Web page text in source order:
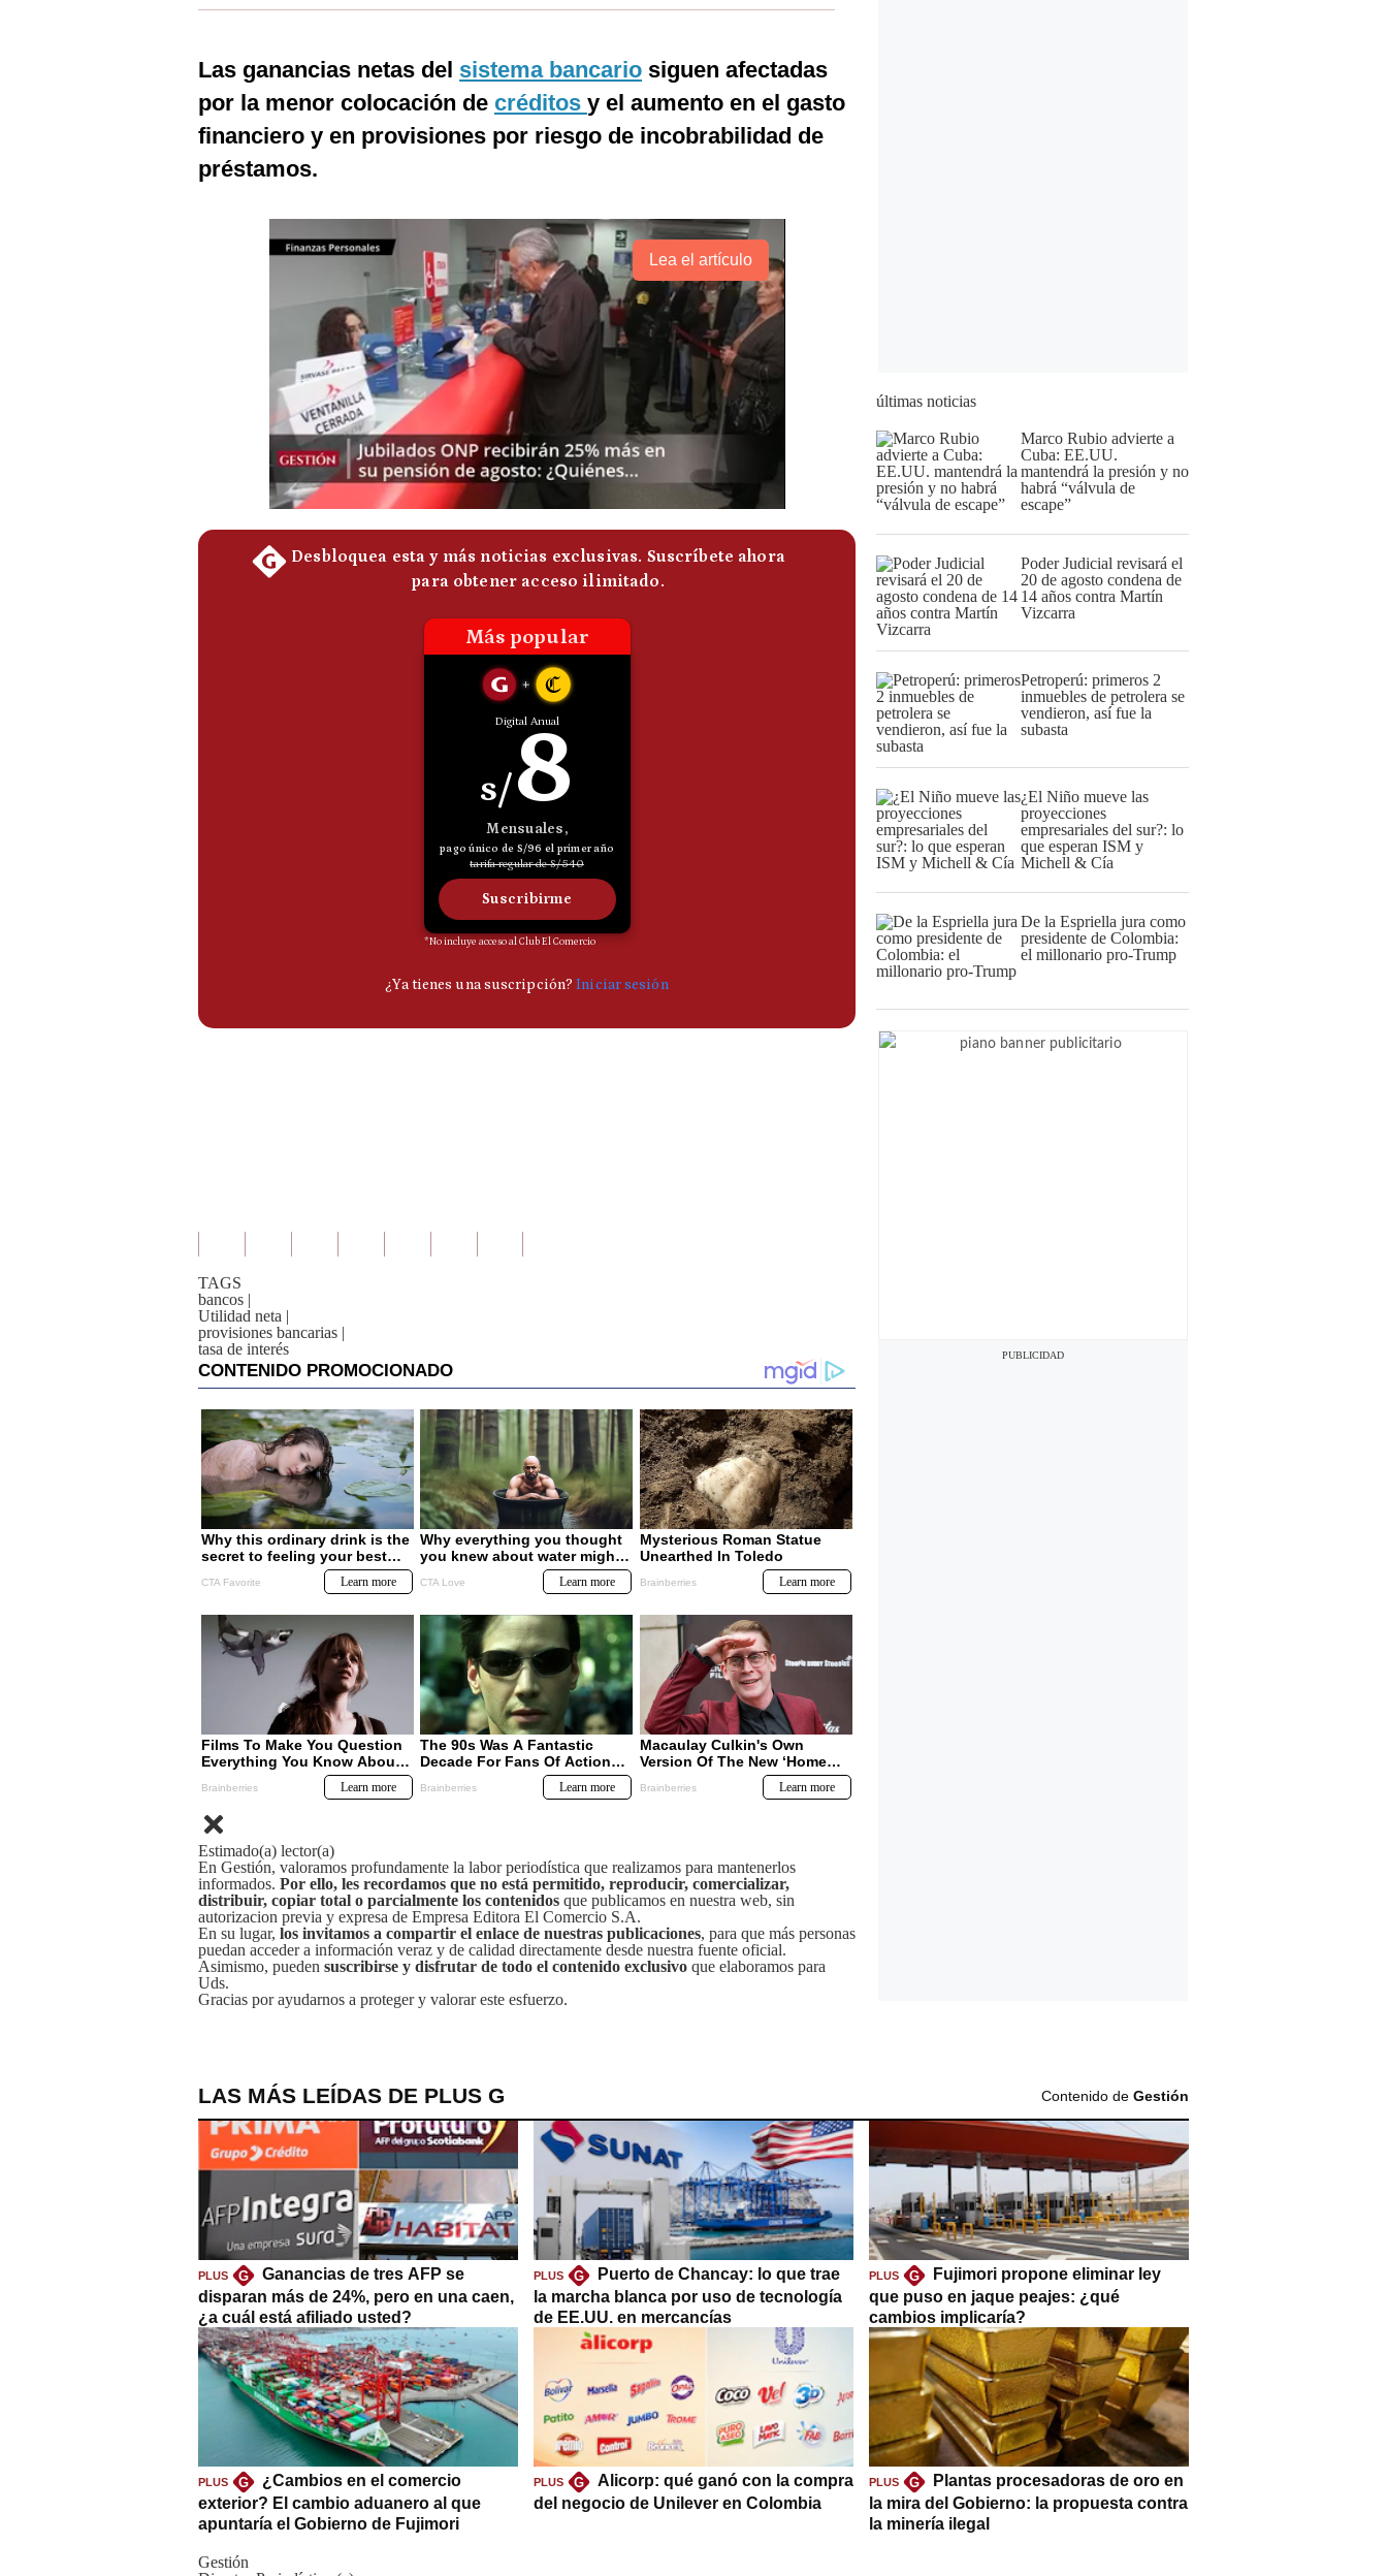
Las ganancias netas del sistema bancario siguen afectadas
por la menor colocación de créditos y el aumento en el gasto
financiero y en provisiones por riesgo de incobrabilidad de
préstamos.
Lea el artículo
TAGS
bancos |
Utilidad neta |
provisiones bancarias |
tasa de interés
Estimado(a) lector(a)
En Gestión, valoramos profundamente la labor periodística que realizamos para mantenerlos
informados. Por ello, les recordamos que no está permitido, reproducir, comercializar,
distribuir, copiar total o parcialmente los contenidos que publicamos en nuestra web, sin
autorizacion previa y expresa de Empresa Editora El Comercio S.A.
En su lugar, los invitamos a compartir el enlace de nuestras publicaciones, para que más personas
puedan acceder a información veraz y de calidad directamente desde nuestra fuente oficial.
Asimismo, pueden suscribirse y disfrutar de todo el contenido exclusivo que elaboramos para
Uds.
Gracias por ayudarnos a proteger y valorar este esfuerzo.
últimas noticias
Marco Rubio advierte a
Cuba: EE.UU.
mantendrá la presión y no
habrá “válvula de
escape”
Poder Judicial revisará el
20 de agosto condena de
14 años contra Martín
Vizcarra
Petroperú: primeros 2
inmuebles de petrolera se
vendieron, así fue la
subasta
¿El Niño mueve las
proyecciones
empresariales del sur?: lo
que esperan ISM y
Michell & Cía
De la Espriella jura como
presidente de Colombia:
el millonario pro-Trump
LAS MÁS LEÍDAS DE PLUS G Contenido de Gestión
PLUS G
Ganancias de tres AFP se
disparan más de 24%, pero en una caen,
¿a cuál está afiliado usted?
PLUS G
Puerto de Chancay: lo que trae
la marcha blanca por uso de tecnología
de EE.UU. en mercancías
PLUS G
Fujimori propone eliminar ley
que puso en jaque peajes: ¿qué
cambios implicaría?
PLUS G
¿Cambios en el comercio
exterior? El cambio aduanero al que
apuntaría el Gobierno de Fujimori
PLUS G
Alicorp: qué ganó con la compra
del negocio de Unilever en Colombia
PLUS G
Plantas procesadoras de oro en
la mira del Gobierno: la propuesta contra
la minería ilegal
Gestión